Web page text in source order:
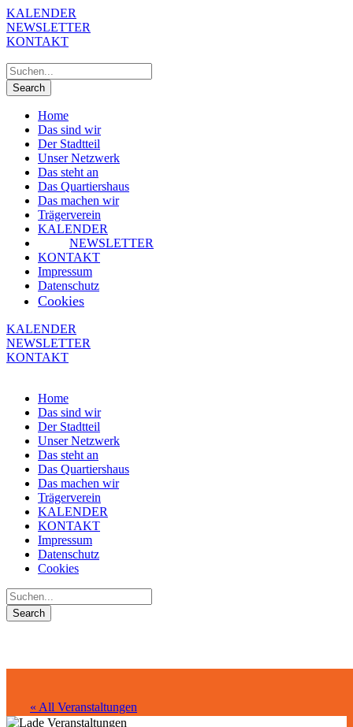
KALENDER
NEWSLETTER
KONTAKT
Home
Das sind wir
Der Stadtteil
Unser Netzwerk
Das steht an
Das Quartiershaus
Das machen wir
Trägerverein
KALENDER
NEWSLETTER
KONTAKT
Impressum
Datenschutz
Cookies
KALENDER
NEWSLETTER
KONTAKT
Home
Das sind wir
Der Stadtteil
Unser Netzwerk
Das steht an
Das Quartiershaus
Das machen wir
Trägerverein
KALENDER
KONTAKT
Impressum
Datenschutz
Cookies
« All Veranstaltungen